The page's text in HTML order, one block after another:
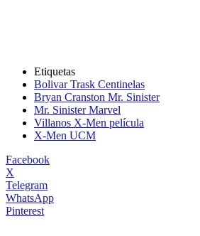
Etiquetas
Bolivar Trask Centinelas
Bryan Cranston Mr. Sinister
Mr. Sinister Marvel
Villanos X-Men película
X-Men UCM
Facebook
X
Telegram
WhatsApp
Pinterest